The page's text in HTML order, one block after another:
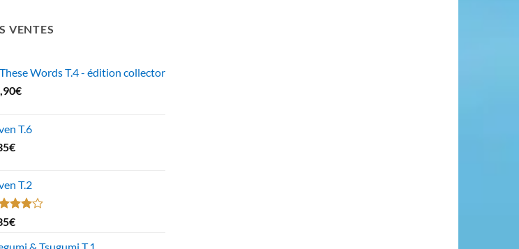
VENTES
Words T.4 - édition collector
€
T.6
€
T.2
€